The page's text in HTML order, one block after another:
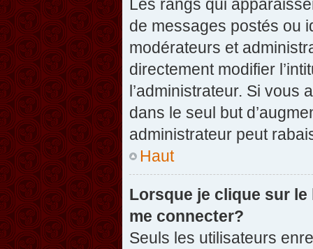
Les rangs qui
de messages postés ou
modérateurs et
directement modifier
l’administrateur. Si vous
dans le seul but
administrateur peut
Haut
Lorsque je clique sur
me connecter?
Seuls les utilisateurs